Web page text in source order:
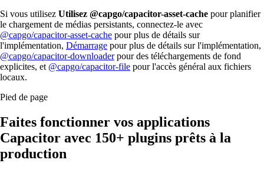
Si vous utilisez Utilisez @capgo/capacitor-asset-cache pour planifier
le chargement de médias persistants, connectez-le avec
@capgo/capacitor-asset-cache pour plus de détails sur
l'implémentation, Démarrage pour plus de détails sur l'implémentation,
@capgo/capacitor-downloaderpour des téléchargements de fond
explicites, et @capgo/capacitor-file pour l'accès général aux fichiers
locaux.
Pied de page
Faites fonctionner vos applications
Capacitor avec 150+ plugins prêts à la
production